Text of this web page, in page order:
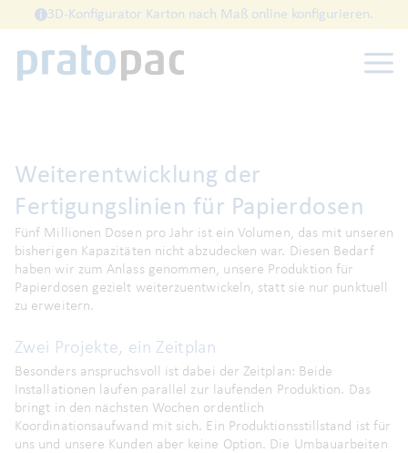
3D-Konfigurator Karton nach Maß online konfigurieren.
Weiterentwicklung der
Fertigungslinien für Papierdosen
Fünf Millionen Dosen pro Jahr ist ein Volumen, das mit unseren
bisherigen Kapazitäten nicht abzudecken war. Diesen Bedarf
haben wir zum Anlass genommen, unsere Produktion für
Papierdosen gezielt weiterzuentwickeln, statt sie nur punktuell
zu erweitern.
Zwei Projekte, ein Zeitplan
Besonders anspruchsvoll ist dabei der Zeitplan: Beide
Installationen laufen parallel zur laufenden Produktion. Das
bringt in den nächsten Wochen ordentlich
Koordinationsaufwand mit sich. Ein Produktionsstillstand ist für
uns und unsere Kunden aber keine Option. Die Umbauarbeiten